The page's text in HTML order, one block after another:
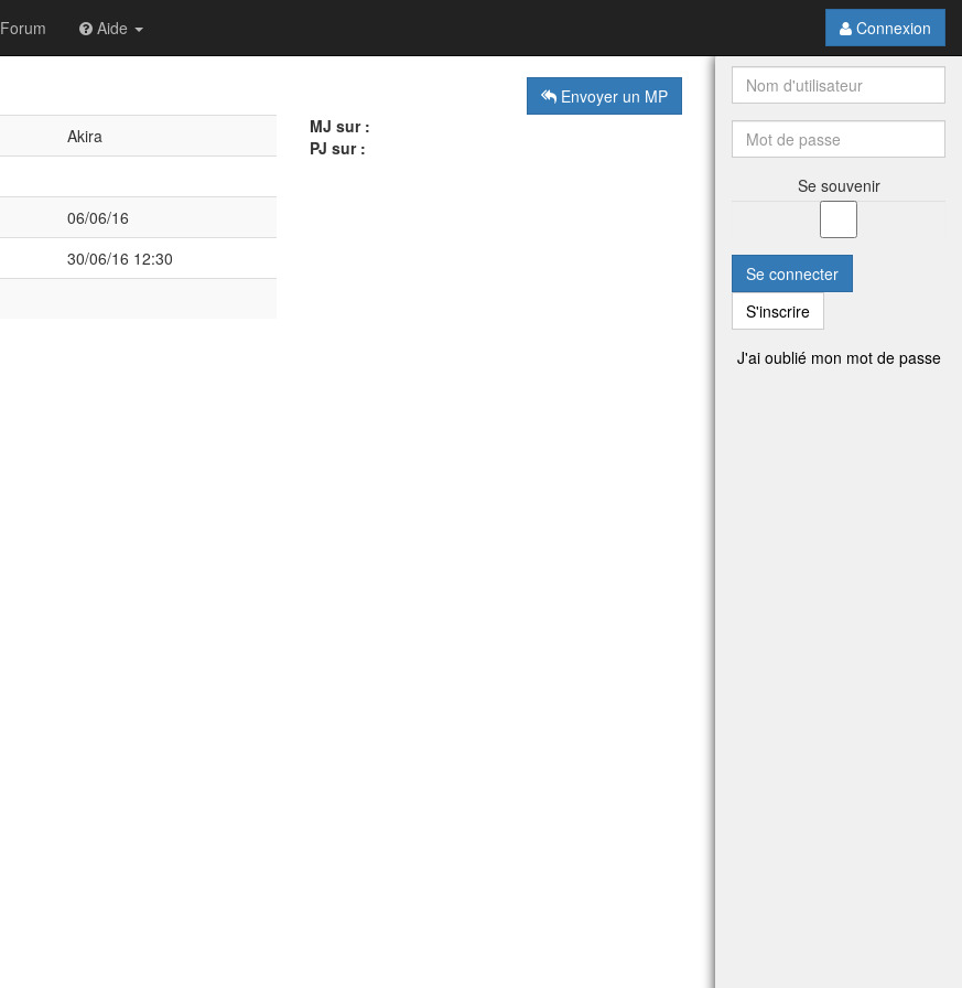
Forum Aide Connexion
Envoyer un MP
Akira
06/06/16
30/06/16 12:30
MJ sur :
PJ sur :
Se souvenir
Se connecter
S'inscrire
J'ai oublié mon mot de passe